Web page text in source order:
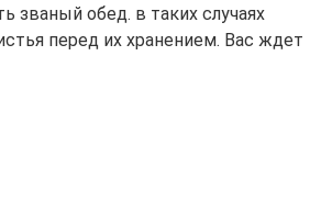
званый обед. в таких случаях
перед их хранением. Вас ждет